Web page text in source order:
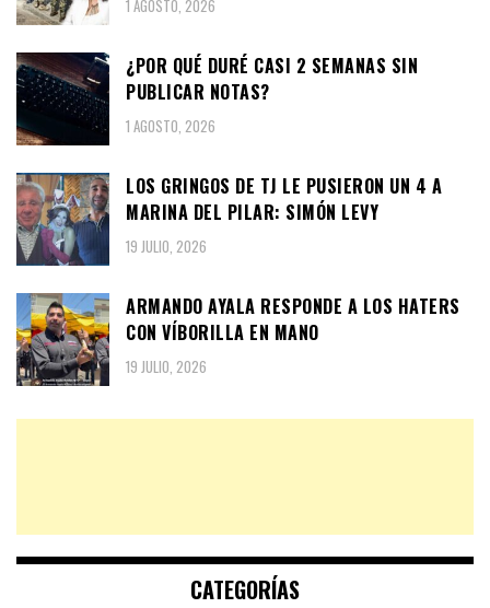
1 AGOSTO, 2026
¿POR QUÉ DURÉ CASI 2 SEMANAS SIN
PUBLICAR NOTAS?
1 AGOSTO, 2026
LOS GRINGOS DE TJ LE PUSIERON UN 4 A
MARINA DEL PILAR: SIMÓN LEVY
19 JULIO, 2026
ARMANDO AYALA RESPONDE A LOS HATERS
CON VÍBORILLA EN MANO
19 JULIO, 2026
CATEGORÍAS